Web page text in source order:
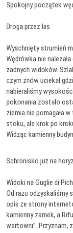
Spokojny początek
Droga przez las
Wyschnięty strumień
Wędrówka nie
żadnych widoków.
czym znów uciekał
nabieraliśmy
pokonania zostało
ziemia nie pomagała
stoku, ale krok po
Widząc kamienny
Schronisko już na
Widoki na Guglie di
Od razu odzyskaliśmy
opis ze strony
kamienny zamek, a
wartowni”. Przyznam,